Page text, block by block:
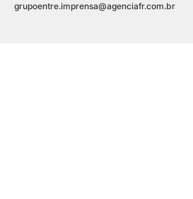
grupoentre.imprensa@agenciafr.com.br